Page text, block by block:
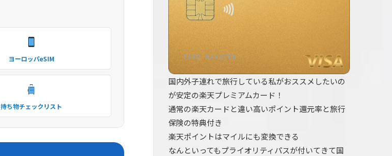
ヨーロッパeSIM
持ち物チェックリスト
国内外子連れで旅行している私がおススメしたいの
が安定の楽天プレミアムカード！
通常の楽天カードと違い高いポイント還元率と旅行
保険の特典付き
楽天ポイントはマイルにも変換できる
なんといってもプライオリティパスが付いてきて国